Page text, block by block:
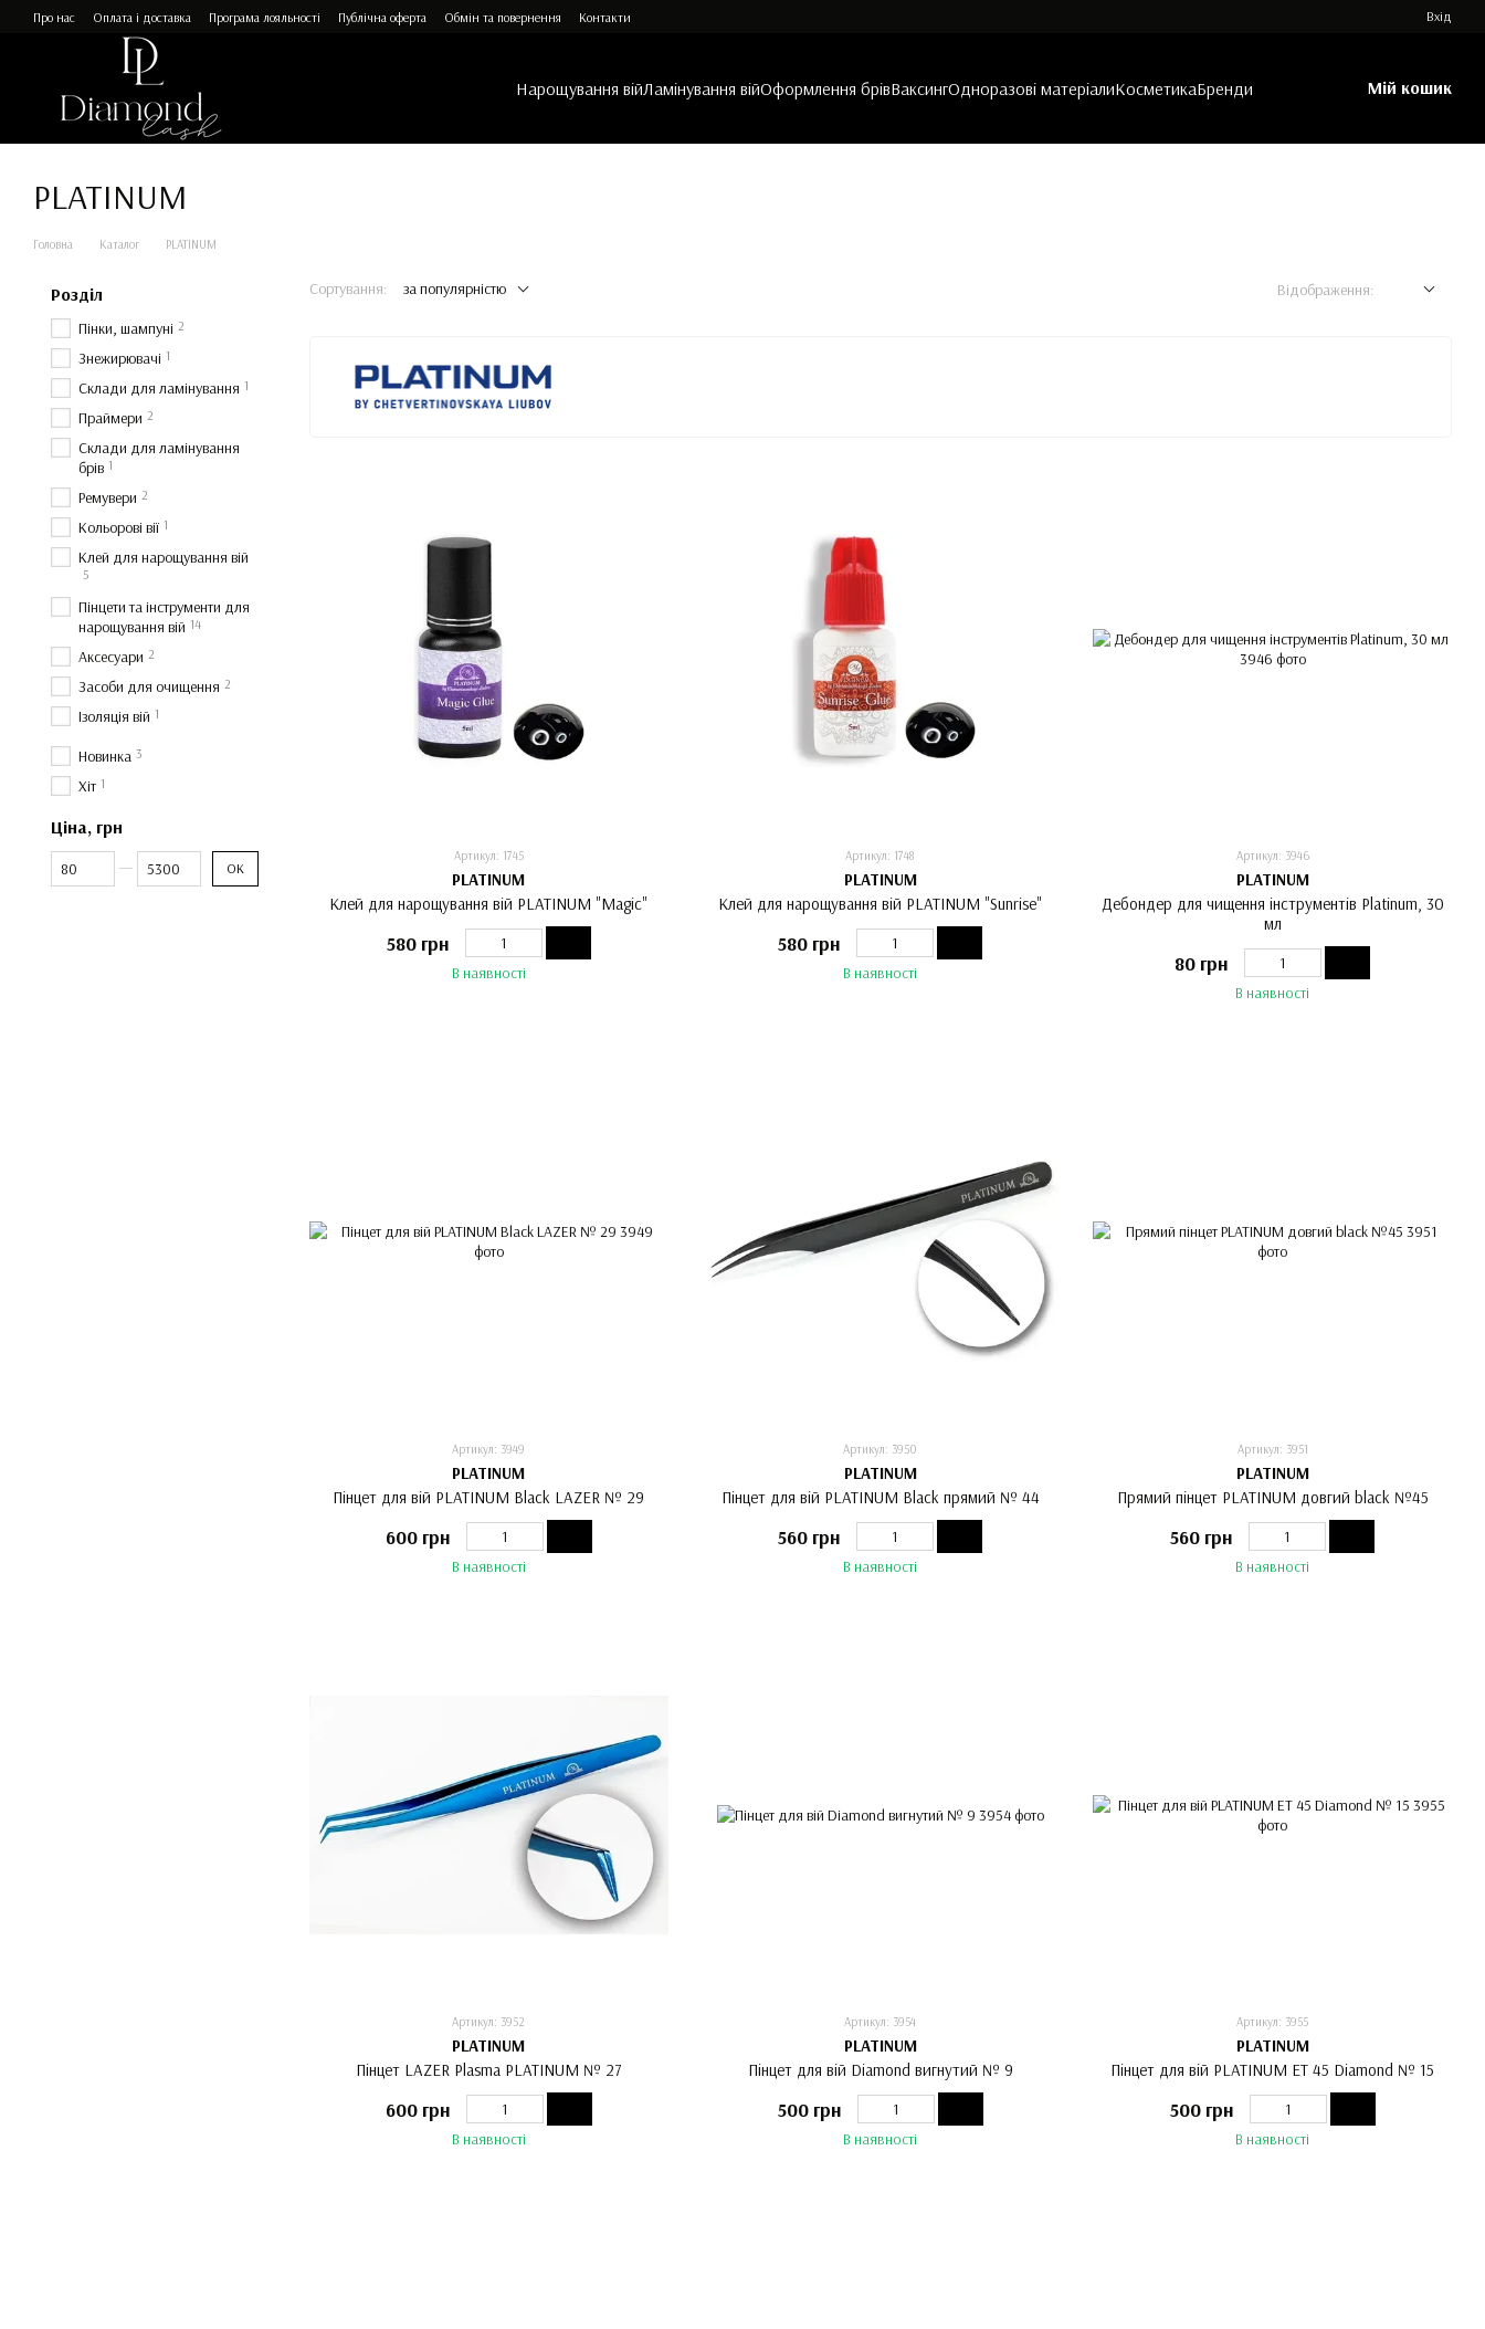
Перейти до основного контенту
Про нас Оплата і доставка Програма лояльності Публічна оферта Обмін та повернення Контакти Вхід
Нарощування війЛамінування війОформлення брівВаксингОдноразові матеріалиКосметикаБренди Мій кошик
PLATINUM
Головна Каталог PLATINUM
Сортування: за популярністю Відображення:
Артикул: 1745
PLATINUM
Клей для нарощування вій PLATINUM "Magic"
580 грн
В наявності
Артикул: 1748
PLATINUM
Клей для нарощування вій PLATINUM "Sunrise"
580 грн
В наявності
Артикул: 3946
PLATINUM
Дебондер для чищення інструментів Platinum, 30
мл
80 грн
В наявності
Артикул: 3949
PLATINUM
Пінцет для вій PLATINUM Black LAZER № 29
600 грн
В наявності
Артикул: 3950
PLATINUM
Пінцет для вій PLATINUM Black прямий № 44
560 грн
В наявності
Артикул: 3951
PLATINUM
Прямий пінцет PLATINUM довгий black №45
560 грн
В наявності
Артикул: 3952
PLATINUM
Пінцет LAZER Plasma PLATINUM № 27
600 грн
В наявності
Артикул: 3954
PLATINUM
Пінцет для вій Diamond вигнутий № 9
500 грн
В наявності
Артикул: 3955
PLATINUM
Пінцет для вій PLATINUM ET 45 Diamond № 15
500 грн
В наявності
Розділ
Пінки, шампуні 2
Знежирювачі 1
Склади для ламінування 1
Праймери 2
Склади для ламінування
брів 1
Ремувери 2
Кольорові вії 1
Клей для нарощування вій
5
Пінцети та інструменти для
нарощування вій 14
Аксесуари 2
Засоби для очищення 2
Ізоляція вій 1
Новинка 3
Хіт 1
Ціна, грн
Від Ціна, грн
До Ціна, грн ОК